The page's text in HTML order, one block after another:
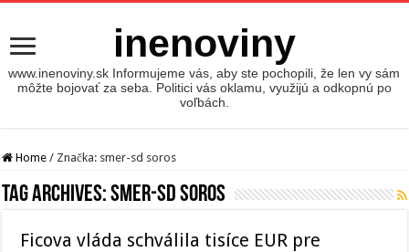
inenoviny
www.inenoviny.sk Informujeme vás, aby ste pochopili, že len vy sám
môžte bojovať za seba. Politici vás oklamu, využijú a odkopnú po
voľbách.
Home / Značka: smer-sd soros
Tag Archives:smer-sd soros
Ficova vláda schválila tisíce EUR pre